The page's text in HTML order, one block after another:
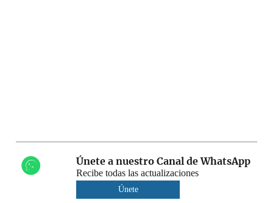
Únete a nuestro Canal de WhatsApp
Recibe todas las actualizaciones
Únete